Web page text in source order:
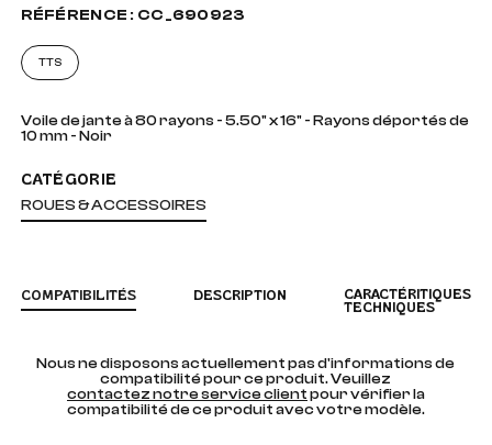
RÉFÉRENCE : CC_690923
TTS
Voile de jante à 80 rayons - 5.50" x 16" - Rayons déportés de
10 mm - Noir
CATÉGORIE
ROUES & ACCESSOIRES
COMPATIBILITÉS DESCRIPTION
CARACTÉRITIQUES
TECHNIQUES
Nous ne disposons actuellement pas d'informations de
compatibilité pour ce produit. Veuillez
contactez notre service clientpour vérifier la
compatibilité de ce produit avec votre modèle.